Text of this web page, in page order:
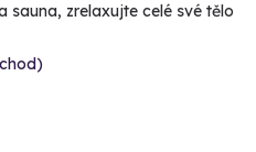
sauna, zrelaxujte celé své tělo